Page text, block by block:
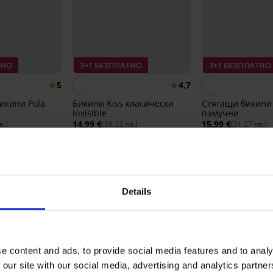
Details
content and ads, to provide social media features and to
site with our social media, advertising and analytics
5
Pola
3+1 БЕЗПЛАТНО
4,7
Бикини Kiss класически
Invisible
14,99 €(29,32 лв.)
3+1 БЕЗПЛАТНО
Стягащи бикини
памучни
15,99 €(31,27 лв.)
НА ПРОДУКТ Класически бикини
3
0x
2
0x